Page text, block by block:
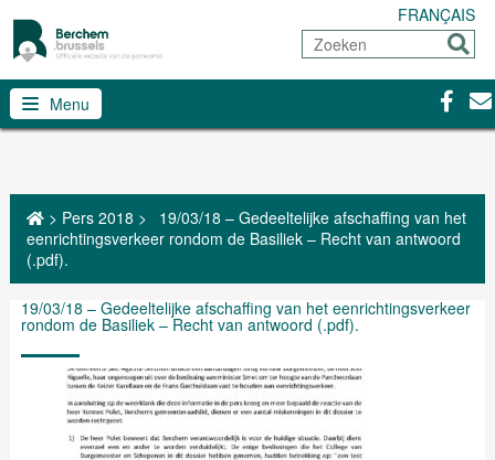
FRANÇAIS
Zoeken
Sturen
Menu
> Pers 2018 >
19/03/18 – Gedeeltelijke afschaffing van het
eenrichtingsverkeer rondom de Basiliek – Recht van antwoord
(.pdf).
19/03/18 – Gedeeltelijke afschaffing van het eenrichtingsverkeer
rondom de Basiliek – Recht van antwoord (.pdf).